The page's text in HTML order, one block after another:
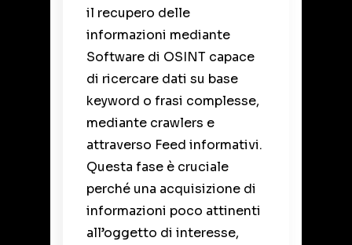
il recupero delle
informazioni mediante
Software di OSINT capace
di ricercare dati su base
keyword o frasi complesse,
mediante crawlers e
attraverso Feed informativi.
Questa fase è cruciale
perché una acquisizione di
informazioni poco attinenti
all’oggetto di interesse,